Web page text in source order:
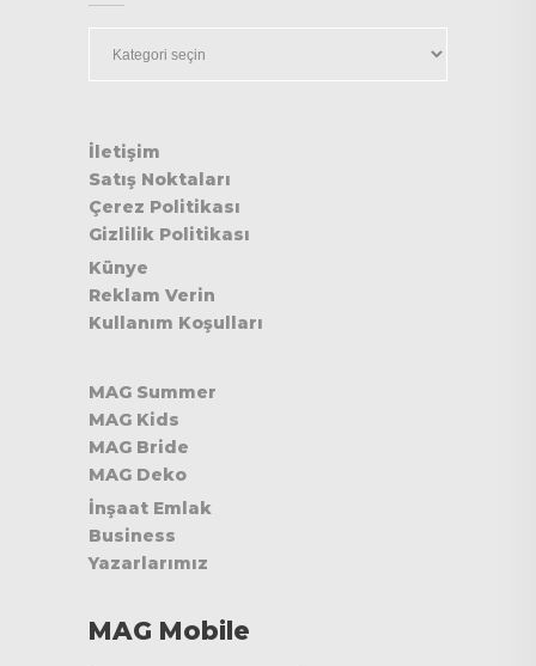
İletişim
Satış Noktaları
Çerez Politikası
Gizlilik Politikası
Künye
Reklam Verin
Kullanım Koşulları
MAG Summer
MAG Kids
MAG Bride
MAG Deko
İnşaat Emlak
Business
Yazarlarımız
MAG Mobile